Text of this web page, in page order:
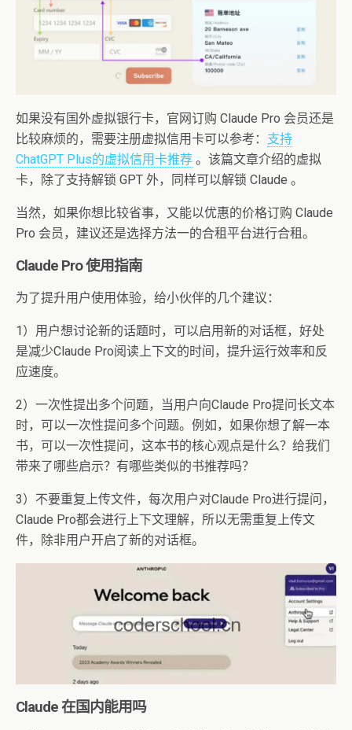
如果没有国外虚拟银行卡，官网订购 Claude Pro 会员还是
比较麻烦的，需要注册虚拟信用卡可以参考： 支持
ChatGPT Plus的虚拟信用卡推荐 。该篇文章介绍的虚拟
卡，除了支持解锁 GPT 外，同样可以解锁 Claude 。
当然，如果你想比较省事，又能以优惠的价格订购 Claude
Pro 会员，建议还是选择方法一的合租平台进行合租。
Claude Pro 使用指南
为了提升用户使用体验，给小伙伴的几个建议：
1）用户想讨论新的话题时，可以启用新的对话框，好处
是减少Claude Pro阅读上下文的时间，提升运行效率和反
应速度。
2）一次性提出多个问题，当用户向Claude Pro提问长文本
时，可以一次性提问多个问题。例如，如果你想了解一本
书，可以一次性提问，这本书的核心观点是什么？给我们
带来了哪些启示？有哪些类似的书推荐吗？
3）不要重复上传文件，每次用户对Claude Pro进行提问，
Claude Pro都会进行上下文理解，所以无需重复上传文
件，除非用户开启了新的对话框。
Claude 在国内能用吗